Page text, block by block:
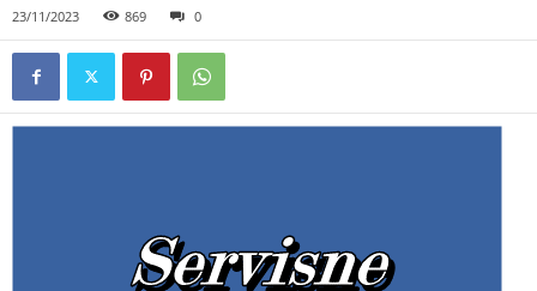
23/11/2023 869 0